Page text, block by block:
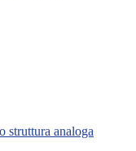
struttura analoga